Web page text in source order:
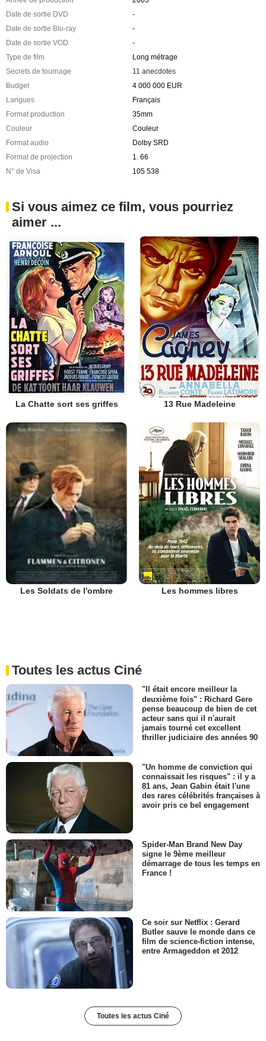
Date de sortie DVD
-
Date de sortie Blu-ray
-
Date de sortie VOD
-
Type de film
Long métrage
Secrets de tournage
11 anecdotes
Budget
4 000 000 EUR
Langues
Français
Format production
35mm
Couleur
Couleur
Format audio
Dolby SRD
Format de projection
1. 66
N° de Visa
105 538
Si vous aimez ce film, vous pourriez
aimer ...
La Chatte sort ses griffes 13 Rue Madeleine
Les Soldats de l'ombre Les hommes libres
Toutes les actus Ciné
"Il était encore meilleur la
deuxième fois" : Richard Gere
pense beaucoup de bien de cet
acteur sans qui il n'aurait
jamais tourné cet excellent
thriller judiciaire des années 90
"Un homme de conviction qui
connaissait les risques" : il y a
81 ans, Jean Gabin était l'une
des rares célébrités françaises à
avoir pris ce bel engagement
Spider-Man Brand New Day
signe le 9ème meilleur
démarrage de tous les temps en
France !
Ce soir sur Netflix : Gerard
Butler sauve le monde dans ce
film de science-fiction intense,
entre Armageddon et 2012
Toutes les actus Ciné